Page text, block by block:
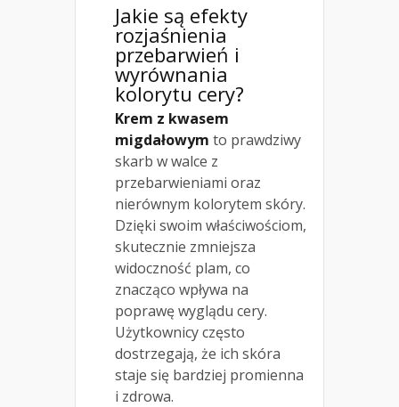
Jakie są efekty
rozjaśnienia
przebarwień i
wyrównania
kolorytu cery?
Krem z kwasem
migdałowym to prawdziwy
skarb w walce z
przebarwieniami oraz
nierównym kolorytem skóry.
Dzięki swoim właściwościom,
skutecznie zmniejsza
widoczność plam, co
znacząco wpływa na
poprawę wyglądu cery.
Użytkownicy często
dostrzegają, że ich skóra
staje się bardziej promienna
i zdrowa.